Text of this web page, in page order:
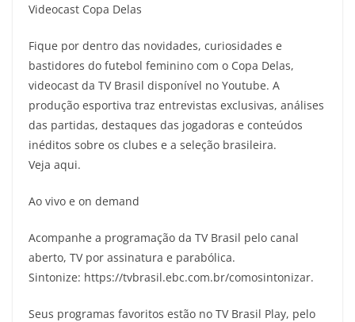
Videocast Copa Delas
Fique por dentro das novidades, curiosidades e
bastidores do futebol feminino com o Copa Delas,
videocast da TV Brasil disponível no Youtube. A
produção esportiva traz entrevistas exclusivas, análises
das partidas, destaques das jogadoras e conteúdos
inéditos sobre os clubes e a seleção brasileira.
Veja aqui.
Ao vivo e on demand
Acompanhe a programação da TV Brasil pelo canal
aberto, TV por assinatura e parabólica.
Sintonize: https://tvbrasil.ebc.com.br/comosintonizar.
Seus programas favoritos estão no TV Brasil Play, pelo